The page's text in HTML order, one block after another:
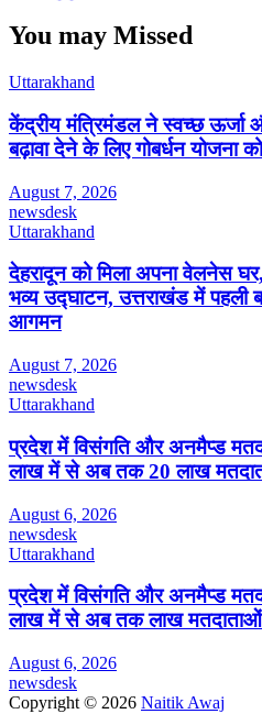
You may Missed
Uttarakhand
केंद्रीय मंत्रिमंडल ने स्वच्छ ऊर्जा
बढ़ावा देने के लिए गोबर्धन योजना
August 7, 2026
newsdesk
Uttarakhand
देहरादून को मिला अपना वेलनेस
भव्य उद्घाटन, उत्तराखंड में पहली
आगमन
August 7, 2026
newsdesk
Uttarakhand
प्रदेश में विसंगति और अनमैप्ड
लाख में से अब तक 20 लाख
August 6, 2026
newsdesk
Uttarakhand
प्रदेश में विसंगति और अनमैप्ड
लाख में से अब तक लाख
August 6, 2026
newsdesk
Copyright © 2026 Naitik Awaj